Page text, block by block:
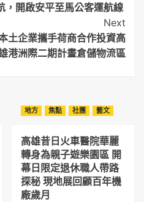
，開啟安平至馬公客運航線
Next
土企業攜手荷商合作投資高
港洲際二期計畫倉儲物流區
地方 焦點 社團 藝文
高雄昔日火車醫院華麗
轉身為親子遊樂園區 開
幕日限定退休職人帶路
探秘 現地展回顧百年機
廠歲月